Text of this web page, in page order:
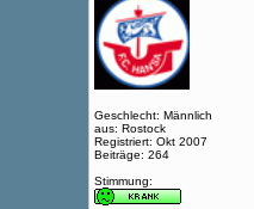
Geschlecht: Männlich
aus: Rostock
Registriert: Okt 2007
Beiträge: 264
Stimmung: